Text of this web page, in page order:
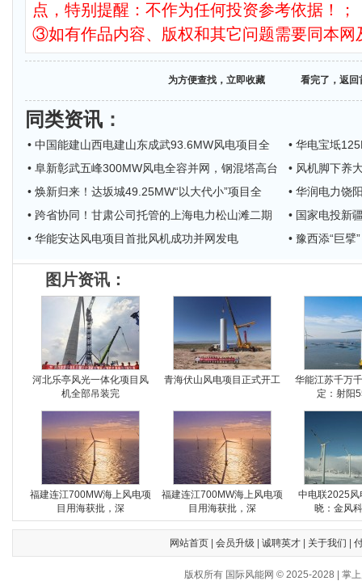
点，特别提醒：不作为任何投资参考依据！；
③如有作品内容、版权和其它问题需要同本网
为方便查找，立即收藏 看完了，返回
同类资讯 ：
• 中国能建山西电建山东成武93.6MW风电项目全
• 华电宝坻
• 阜新彰武五峰300MW风电全容并网，钢混塔高台
• 风机脚下养
• 焕新归来！达坂城49.25MW“以大代小”项目全
• 华润电力饶
• 跨省协同！甘肃公司托管的上海电力松山滩二期
• 国家电投新
• 华能安达风电项目首批风机成功并网发电
• 豫西添“巨
图片资讯：
河北乐亭风光一体化项目风
机全部吊装完
青海伏山风电项目正式开工
华能江苏千万
定：射阳
福建连江700MW海上风电项
目用海获批，深
福建连江700MW海上风电项
目用海获批，深
中电联2025风
晓：金风
网站首页| 会员升级 诚聘英才| 关于我们
版权所有 国际风能网 © 2025-2028 | 掌